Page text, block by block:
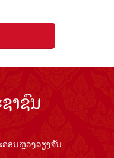
າຊົນ
ອນຫຼວງວຽງຈັນ